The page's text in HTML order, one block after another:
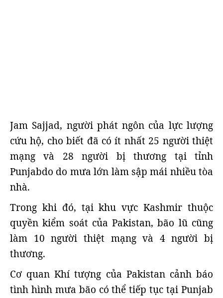
Jam Sajjad, người phát ngôn của lực lượng
cứu hộ, cho biết đã có ít nhất 25 người thiệt
mạng và 28 người bị thương tại tỉnh
Punjabdo do mưa lớn làm sập mái nhiều tòa
nhà.
Trong khi đó, tại khu vực Kashmir thuộc
quyền kiểm soát của Pakistan, bão lũ cũng
làm 10 người thiệt mạng và 4 người bị
thương.
Cơ quan Khí tượng của Pakistan cảnh báo
tình hình mưa bão có thể tiếp tục tại Punjab